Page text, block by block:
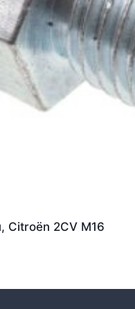
Citroën 2CV M16